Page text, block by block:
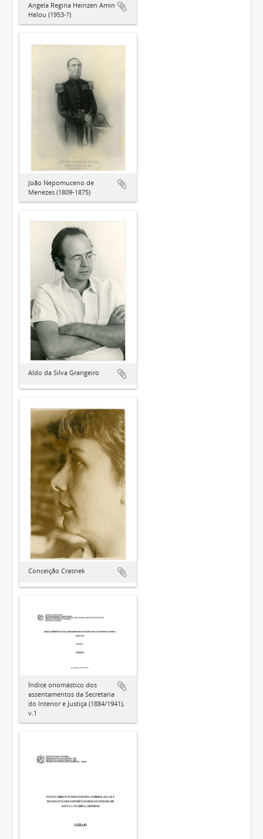
Angela Regina Heinzen Amin
Helou (1953-?)
João Nepomuceno de
Menezes (1809-1875)
Aldo da Silva Grangeiro
Conceição Crasnek
Índice onomástico dos
assentamentos da Secretaria
do Interior e Justiça (1884/1941),
v.1